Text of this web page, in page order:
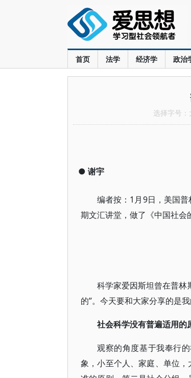
首页 法学 经济学 政治
选择字号：
● 谢宇
编者按：1月9日，美国
期文汇讲堂，做了《中国社会
科学家爱因斯坦曾在普林
的”。今天要和大家分享的是
社会科学没有普遍适用的
观察的角度基于我奉行
象，小至个人、家庭、单位